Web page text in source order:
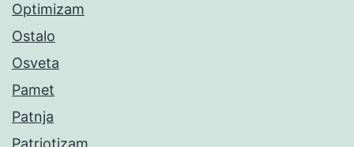
Optimizam
Ostalo
Osveta
Pamet
Patnja